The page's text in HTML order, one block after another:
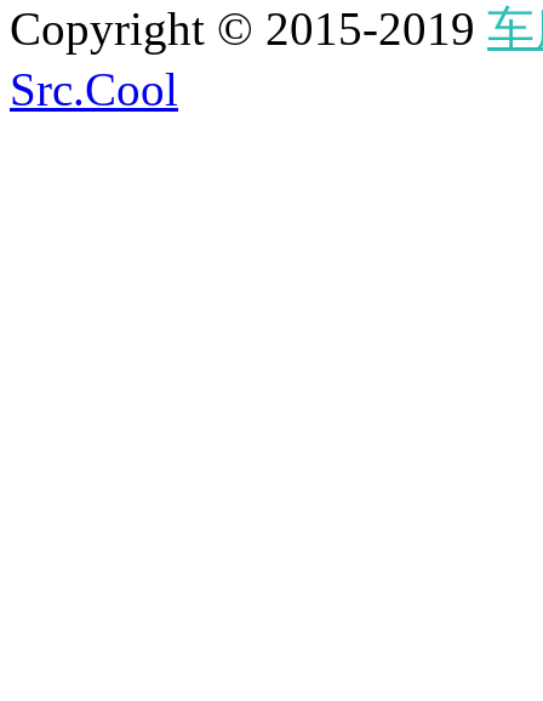
Copyright © 2015-2019
Src.Cool